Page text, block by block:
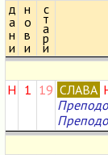
д
а
н
и
н
о
в
и
с
т
а
р
и
Н 1 19 СЛАВА